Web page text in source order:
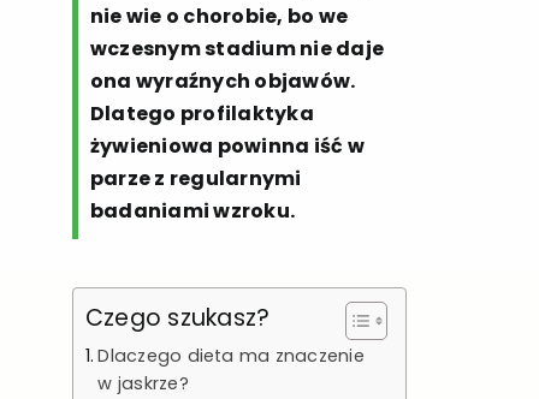
nie wie o chorobie, bo we
wczesnym stadium nie daje
ona wyraźnych objawów.
Dlatego profilaktyka
żywieniowa powinna iść w
parze z regularnymi
badaniami wzroku.
Czego szukasz?
Dlaczego dieta ma znaczenie
w jaskrze?